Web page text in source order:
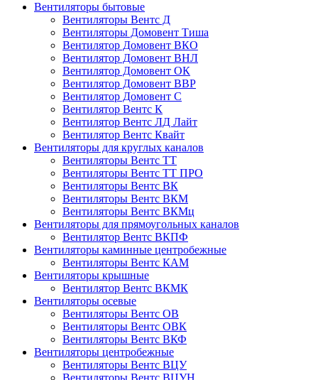
Вентиляторы бытовые
Вентиляторы Вентс Д
Вентиляторы Домовент Тиша
Вентилятор Домовент ВКО
Вентилятор Домовент ВНЛ
Вентилятор Домовент ОК
Вентилятор Домовент ВВР
Вентилятор Домовент С
Вентилятор Вентс К
Вентилятор Вентс ЛД Лайт
Вентилятор Вентс Квайт
Вентиляторы для круглых каналов
Вентиляторы Вентс ТТ
Вентиляторы Вентс ТТ ПРО
Вентиляторы Вентс ВК
Вентиляторы Вентс ВКМ
Вентиляторы Вентс ВКМц
Вентиляторы для прямоугольных каналов
Вентилятор Вентс ВКПФ
Вентиляторы каминные центробежные
Вентиляторы Вентс КАМ
Вентиляторы крышные
Вентилятор Вентс ВКМК
Вентиляторы осевые
Вентиляторы Вентс ОВ
Вентиляторы Вентс ОВК
Вентиляторы Вентс ВКФ
Вентиляторы центробежные
Вентиляторы Вентс ВЦУ
Вентиляторы Вентс ВЦУН